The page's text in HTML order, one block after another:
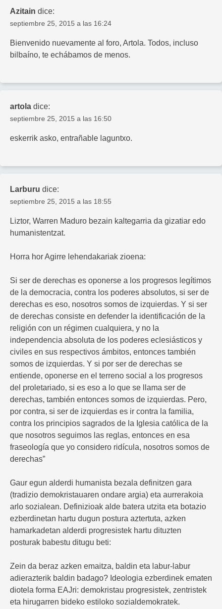
Azitain dice:
septiembre 25, 2015 a las 16:24
Bienvenido nuevamente al foro, Artola. Todos, incluso
bilbaíno, te echábamos de menos.
artola dice:
septiembre 25, 2015 a las 16:50
eskerrik asko, entrañable laguntxo.
Larburu dice:
septiembre 25, 2015 a las 18:55
Liztor, Warren Maduro bezain kaltegarria da gizatiar edo
humanistentzat.
Horra hor Agirre lehendakariak zioena:
Si ser de derechas es oponerse a los progresos legítimos
de la democracia, contra los poderes absolutos, si ser de
derechas es eso, nosotros somos de izquierdas. Y si ser
de derechas consiste en defender la identificación de la
religión con un régimen cualquiera, y no la
independencia absoluta de los poderes eclesiásticos y
civiles en sus respectivos ámbitos, entonces también
somos de izquierdas. Y si por ser de derechas se
entiende, oponerse en el terreno social a los progresos
del proletariado, si es eso a lo que se llama ser de
derechas, también entonces somos de izquierdas. Pero,
por contra, si ser de izquierdas es ir contra la familia,
contra los principios sagrados de la Iglesia católica de la
que nosotros seguimos las reglas, entonces en esa
fraseología que yo considero ridícula, nosotros somos de
derechas”
Gaur egun alderdi humanista bezala definitzen gara
(tradizio demokristauaren ondare argia) eta aurrerakoia
arlo sozialean. Definizioak alde batera utzita eta botazio
ezberdinetan hartu dugun postura aztertuta, azken
hamarkadetan alderdi progresistek hartu dituzten
posturak babestu ditugu beti:
Zein da beraz azken emaitza, baldin eta labur-labur
adierazterik baldin badago? Ideologia ezberdinek ematen
diotela forma EAJri: demokristau progresistek, zentristek
eta hirugarren bideko estiloko sozialdemokratek.